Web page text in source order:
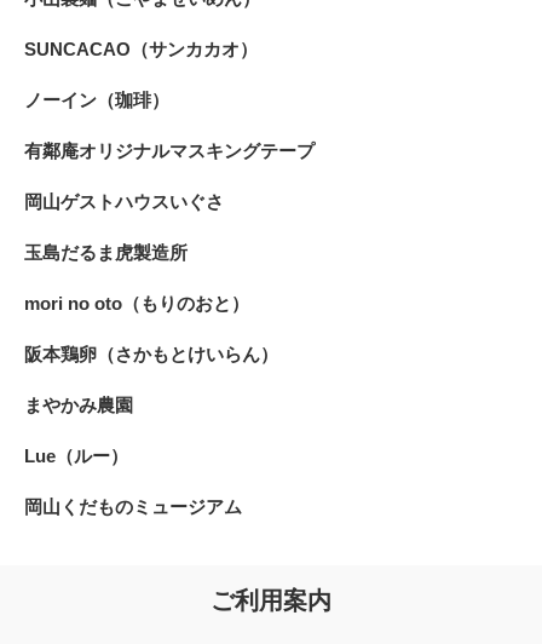
SUNCACAO（サンカカオ）
ノーイン（珈琲）
有鄰庵オリジナルマスキングテープ
岡山ゲストハウスいぐさ
玉島だるま虎製造所
mori no oto（もりのおと）
阪本鶏卵（さかもとけいらん）
まやかみ農園
Lue（ルー）
岡山くだものミュージアム
ご利用案内